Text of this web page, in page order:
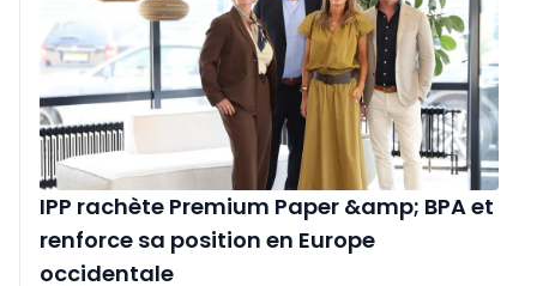
IPP rachète Premium Paper &amp; BPA et
renforce sa position en Europe
occidentale